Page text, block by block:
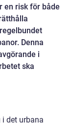
en risk för både
Denna
i
ska
det urbana